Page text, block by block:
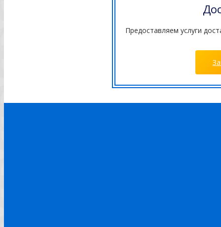
Предоставляем услуги